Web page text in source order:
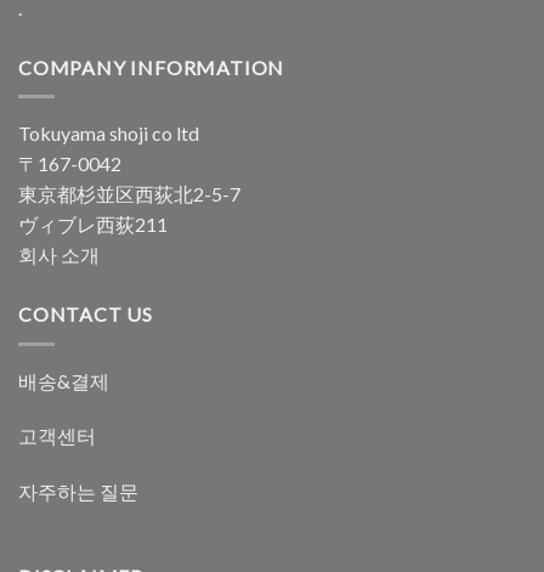
COMPANY INFORMATION
Tokuyama shoji co ltd
〒167-0042
東京都杉並区西荻北2-5-7
ヴィブレ西荻211
회사 소개
CONTACT US
배송&결제
고객센터
자주하는 질문